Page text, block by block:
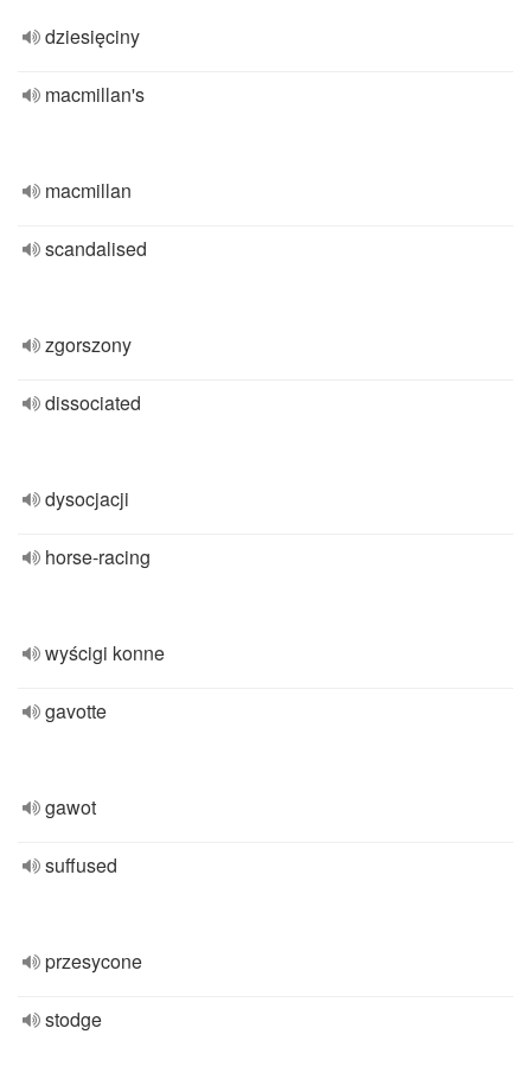
dziesięciny
macmillan's
macmillan
scandalised
zgorszony
dissociated
dysocjacji
horse-racing
wyścigi konne
gavotte
gawot
suffused
przesycone
stodge